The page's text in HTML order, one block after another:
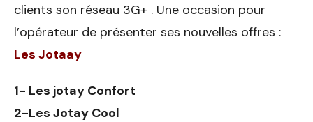
clients son réseau 3G+ . Une occasion pour
l’opérateur de présenter ses nouvelles offres :
Les Jotaay
1- Les jotay Confort
2-Les Jotay Cool